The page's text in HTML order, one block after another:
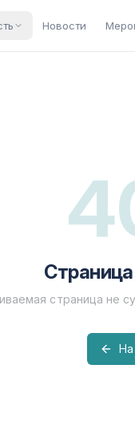
Новости
страница не
На